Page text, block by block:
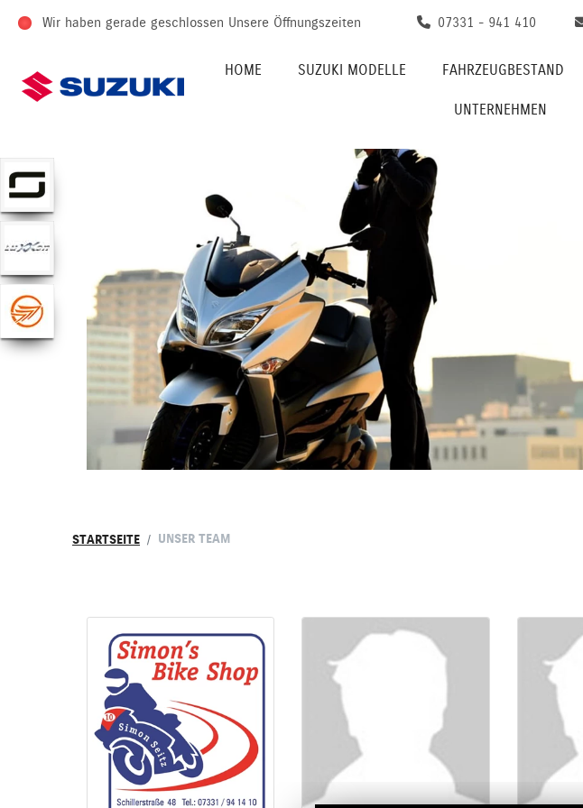
Wir haben gerade geschlossen Unsere Öffnungszeiten 07331 - 941 410
HOME SUZUKI MODELLE FAHRZEUGBESTAND
UNTERNEHMEN
STARTSEITE UNSER TEAM